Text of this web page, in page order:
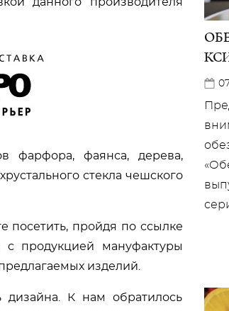
фарфора, фаянса, дерева,
стекла чешского
посетить, пройдя по ссылке
с продукцией мануфактуры
изделий.
дизайна. К нам обратилось